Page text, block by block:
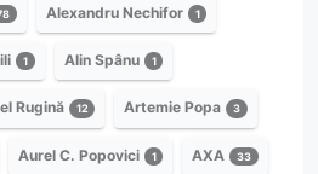
Alexandru Nechifor 1
1 Alin Spânu 1
Rugină 12 Artemie Popa 3
Aurel C. Popovici 1 AXA 33